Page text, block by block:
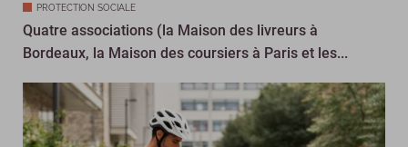
PROTECTION SOCIALE
Quatre associations (la Maison des livreurs à
Bordeaux, la Maison des coursiers à Paris et les...